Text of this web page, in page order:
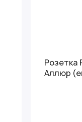
Розетка
Аллюр